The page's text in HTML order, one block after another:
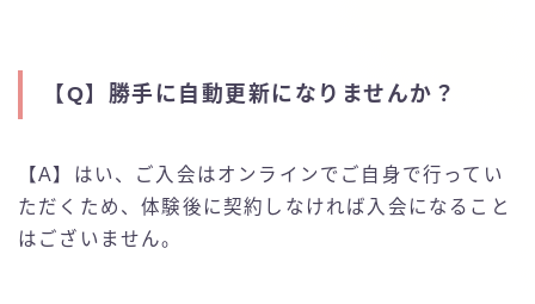
【Q】 勝手に自動更新になりませんか？
【A】はい、ご入会はオンラインでご自身で行ってい
ただくため、体験後に契約しなければ入会になること
はございません。